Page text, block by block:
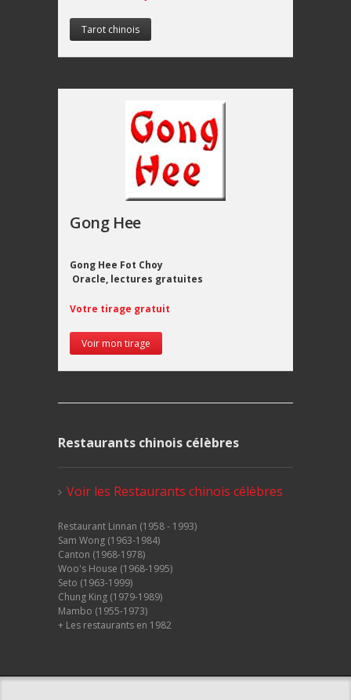
Tarot chinois
Gong Hee
Gong Hee Fot Choy
Oracle, lectures gratuites
Votre tirage gratuit
Voir mon tirage
Restaurants chinois célèbres
Voir les Restaurants chinois célèbres
Restaurant Linnan (1958 - 1993)
Sam Wong (1963-1984)
Canton (1968-1978)
Woo's House (1968-1995)
Seto (1963-1999)
Chung King (1979-1989)
Mambo (1955-1973)
+ Les restaurants en 1982